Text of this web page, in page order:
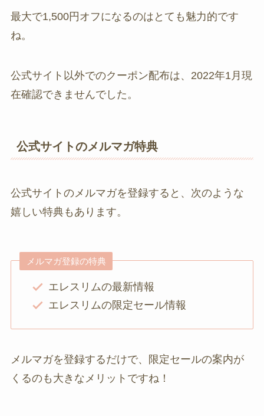
最大で1,500円オフになるのはとても魅力的です
ね。
公式サイト以外でのクーポン配布は、2022年1月現
在確認できませんでした。
公式サイトのメルマガ特典
公式サイトのメルマガを登録すると、次のような
嬉しい特典もあります。
メルマガ登録の特典
エレスリムの最新情報
エレスリムの限定セール情報
メルマガを登録するだけで、限定セールの案内が
くるのも大きなメリットですね！